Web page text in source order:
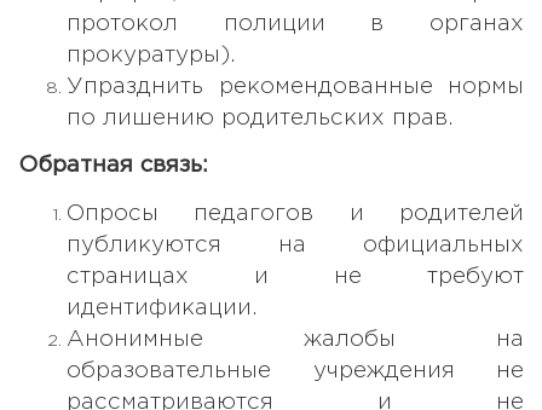
протокол полиции в органах
прокуратуры).
Упразднить рекомендованные нормы
по лишению родительских прав.
Обратная связь:
Опросы педагогов и родителей
публикуются на официальных
страницах и не требуют
идентификации.
Анонимные жалобы на
образовательные учреждения не
рассматриваются и не